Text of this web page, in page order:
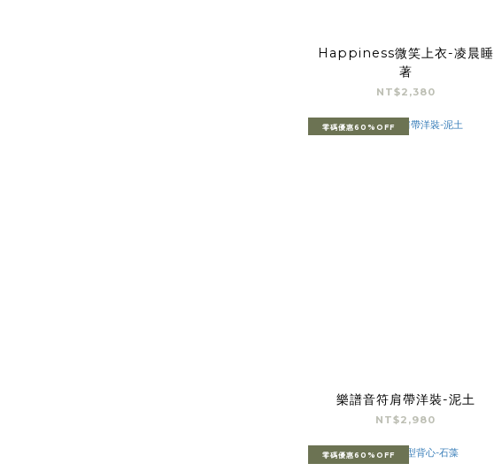
Happiness微笑上衣-凌晨睡
著
NT$2,380
零碼優惠60%OFF
樂譜音符肩帶洋裝-泥土
NT$2,980
零碼優惠60%OFF